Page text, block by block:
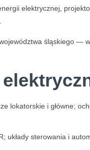
elektrycznej,
śląskiego —
lokatorskie i główne;
sterowania i